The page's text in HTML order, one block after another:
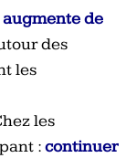
de
des
les
les
:continuer